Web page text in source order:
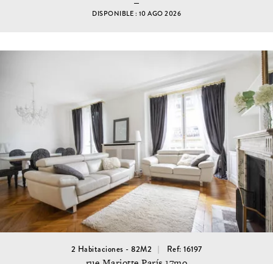
DISPONIBLE : 10 AGO 2026
2 Habitaciones - 82M2 Ref: 16197